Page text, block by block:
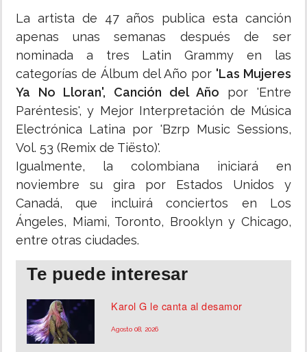
La artista de 47 años publica esta canción
apenas unas semanas después de ser
nominada a tres Latin Grammy en las
categorías de Álbum del Año por 'Las Mujeres
Ya No Lloran', Canción del Año por 'Entre
Paréntesis', y Mejor Interpretación de Música
Electrónica Latina por 'Bzrp Music Sessions,
Vol. 53 (Remix de Tiësto)'.
Igualmente, la colombiana iniciará en
noviembre su gira por Estados Unidos y
Canadá, que incluirá conciertos en Los
Ángeles, Miami, Toronto, Brooklyn y Chicago,
entre otras ciudades.
Te puede interesar
Karol G le canta al desamor
Agosto 08, 2026